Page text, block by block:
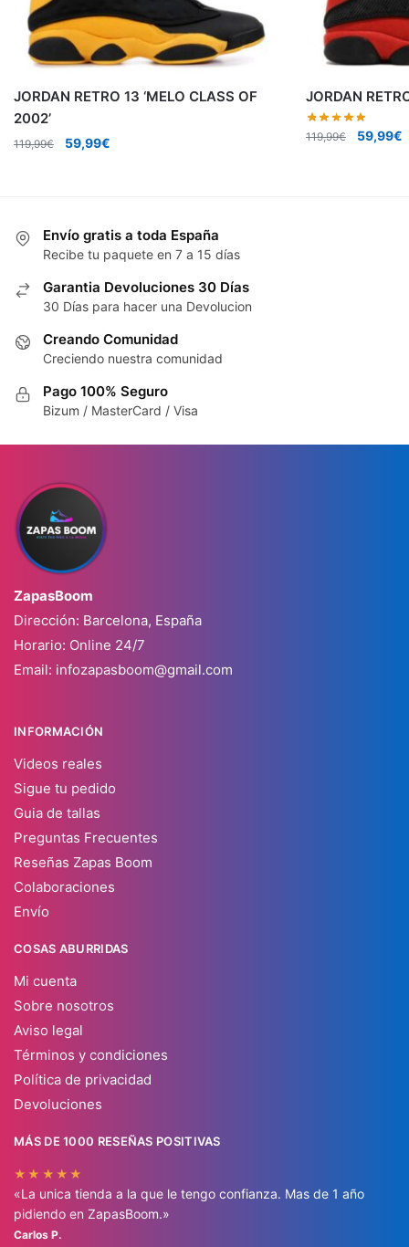
JORDAN RETRO 13 ‘MELO CLASS OF
2002’
119,99€
El
59,99€
JORDAN
119,99€
El
59,99€
Envío gratis a toda España
Recibe tu paquete en 7 a 15 días
Garantia Devoluciones 30 Días
30 Días para hacer una Devolucion
Creando Comunidad
Creciendo nuestra comunidad
Pago 100% Seguro
Bizum / MasterCard / Visa
ZapasBoom
Dirección: Barcelona, España
Horario: Online 24/7
Email: infozapasboom@gmail.com
INFORMACIÓN
Videos reales
Sigue tu pedido
Guia de tallas
Preguntas Frecuentes
Reseñas Zapas Boom
Colaboraciones
Envío
COSAS ABURRIDAS
Mi cuenta
Sobre nosotros
Aviso legal
Términos y condiciones
Política de privacidad
Devoluciones
MÁS DE 1000 RESEÑAS POSITIVAS
★★★★★
«La unica tienda a la que le tengo confianza. Mas de 1 año
pidiendo en ZapasBoom.»
Carlos P.